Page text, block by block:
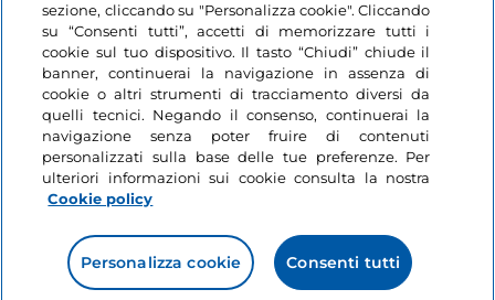
sezione, cliccando su "Personalizza cookie". Cliccando
su “Consenti tutti”, accetti di memorizzare tutti i
cookie sul tuo dispositivo. Il tasto “Chiudi” chiude il
banner, continuerai la navigazione in assenza di
cookie o altri strumenti di tracciamento diversi da
quelli tecnici. Negando il consenso, continuerai la
navigazione senza poter fruire di contenuti
personalizzati sulla base delle tue preferenze. Per
ulteriori informazioni sui cookie consulta la nostra
Cookie policy
Personalizza cookie Consenti tutti